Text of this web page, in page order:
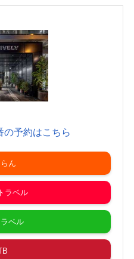
の予約はこちら
ん
ラベル
ベル